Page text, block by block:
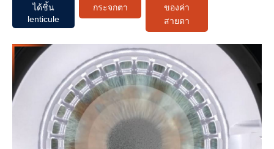
ได้ชิ้น
lenticule
กระจกตา
ของค่า
สายตา